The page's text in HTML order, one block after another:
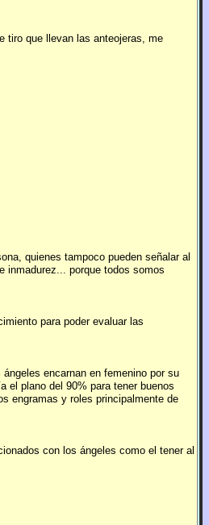
tiro que llevan las anteojeras, me
quienes tampoco pueden señalar al
inmadurez... porque todos somos
para poder evaluar las
encarnan en femenino por su
el plano del 90% para tener buenos
engramas y roles principalmente de
con los ángeles como el tener al